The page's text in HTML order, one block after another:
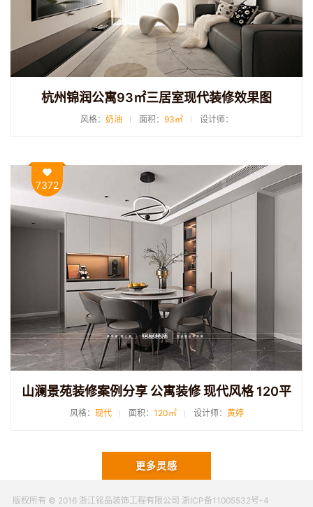
杭州锦润公寓93㎡三居室现代装修效果图
风格： 奶油 面积： 93㎡ 设计师：
7372
山澜景苑装修案例分享 公寓装修 现代风格 120平
风格： 现代 面积： 120㎡ 设计师： 黄婷
更多灵感
版权所有 © 2016 浙江铭品装饰工程有限公司 浙ICP备11005532号-4